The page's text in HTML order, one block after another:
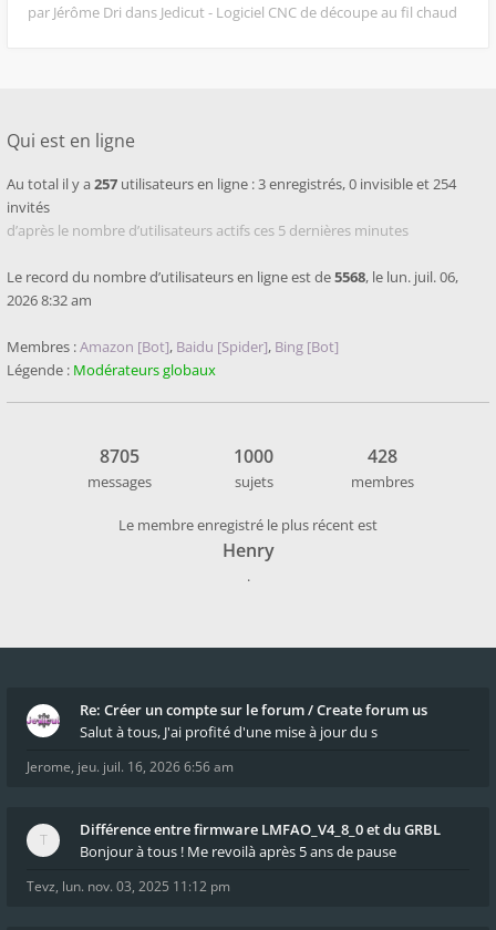
par Jérôme Dri dans Jedicut - Logiciel CNC de découpe au fil chaud
Qui est en ligne
Au total il y a 257 utilisateurs en ligne : 3 enregistrés, 0 invisible et 254
invités
d’après le nombre d’utilisateurs actifs ces 5 dernières minutes
Le record du nombre d’utilisateurs en ligne est de5568, le lun. juil. 06,
2026 8:32 am
Membres :Amazon [Bot], Baidu [Spider], Bing [Bot]
Légende : Modérateurs globaux
8705
messages
1000
sujets
428
membres
Le membre enregistré le plus récent est
Henry
.
Re: Créer un compte sur le forum / Create forum us
Salut à tous, J'ai profité d'une mise à jour du s
Jerome, jeu. juil. 16, 2026 6:56 am
Différence entre firmware LMFAO_V4_8_0 et du GRBL
Bonjour à tous ! Me revoilà après 5 ans de pause
Tevz, lun. nov. 03, 2025 11:12 pm